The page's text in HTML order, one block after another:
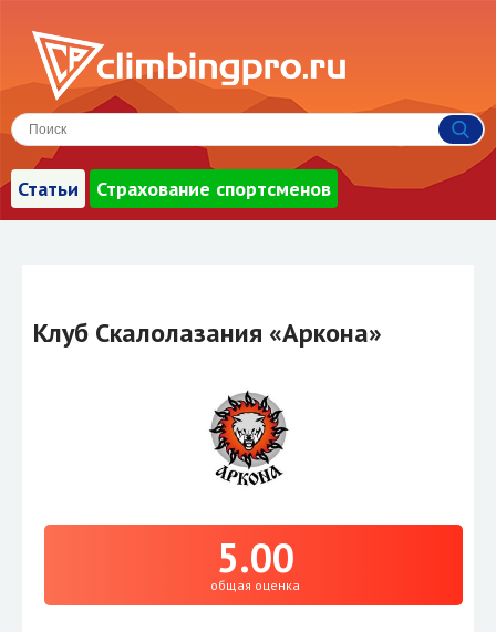
Статьи Страхование спортсменов
Клуб Скалолазания «Аркона»
5.00
общая оценка